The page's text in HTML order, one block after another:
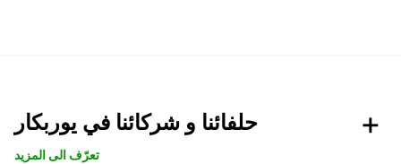
حلفائنا و شركائنا في يوربكار
تعرّف الى المزيد